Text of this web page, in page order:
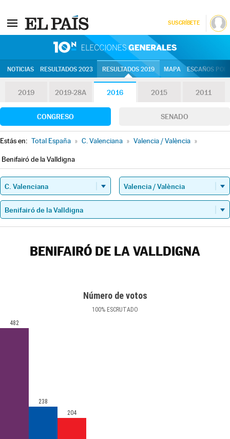
SUSCRÍBETE
NOTICIAS RESULTADOS 2023 RESULTADOS 2019 MAPA ESCAÑOS
2019 2019-28A 2016 2015 2011
CONGRESO SENADO
Estás en: Total España » C. Valenciana » Valencia / València »
Benifairó de la Valldigna
BENIFAIRÓ DE LA VALLDIGNA
Número de votos
100% ESCRUTADO
482
238
204